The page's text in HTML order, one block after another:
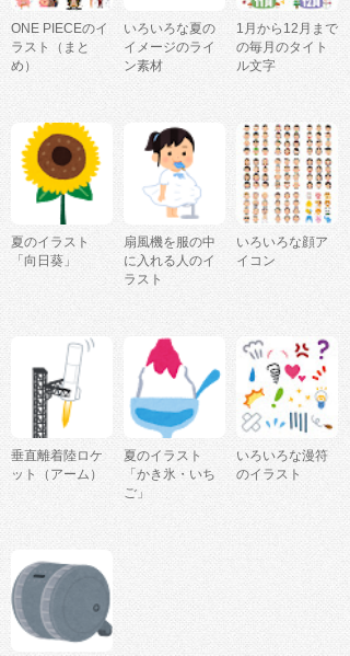
ONE PIECEのイ
ラスト（まと
め）
いろいろな夏の
イメージのライ
ン素材
1月から12月まで
の毎月のタイト
ル文字
夏のイラスト
「向日葵」
扇風機を服の中
に入れる人のイ
ラスト
いろいろな顔ア
イコン
垂直離着陸ロケ
ット（アーム）
夏のイラスト
「かき氷・いち
ご」
いろいろな漫符
のイラスト